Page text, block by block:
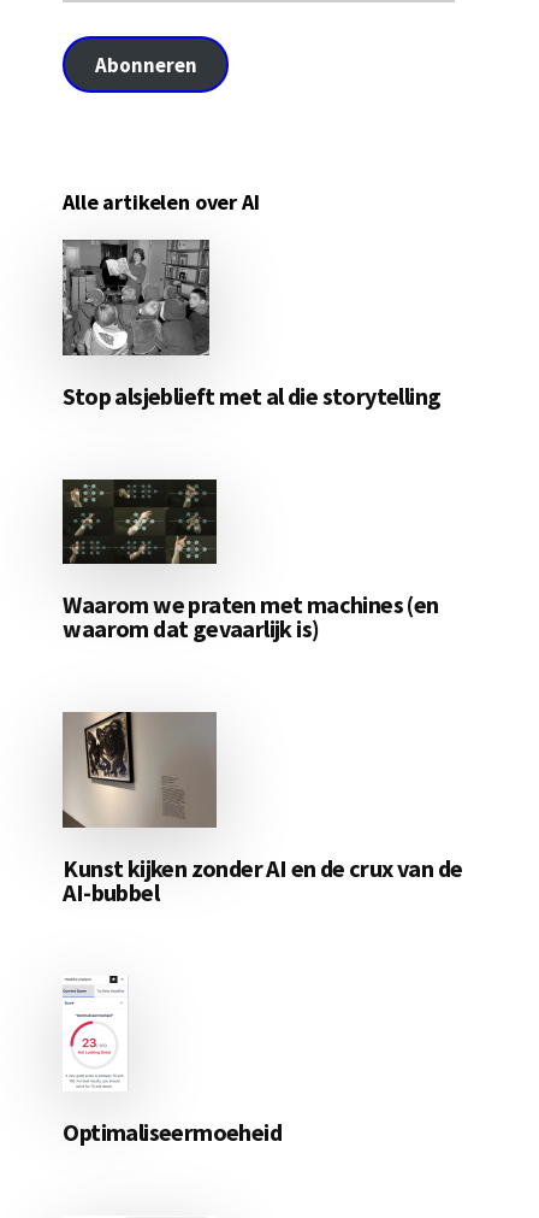
Abonneren
Alle artikelen over AI
Stop alsjeblieft met al die storytelling
Waarom we praten met machines (en
waarom dat gevaarlijk is)
Kunst kijken zonder AI en de crux van de
AI-bubbel
Optimaliseermoeheid